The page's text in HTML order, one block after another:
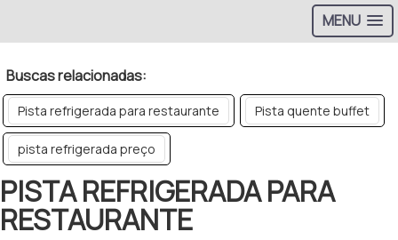
MENU
Buscas relacionadas:
Pista refrigerada para restaurante Pista quente buffet
pista refrigerada preço
PISTA REFRIGERADA PARA
RESTAURANTE